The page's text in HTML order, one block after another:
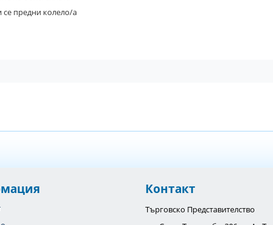
предни колело/а
Контакт
Търговско Представителство